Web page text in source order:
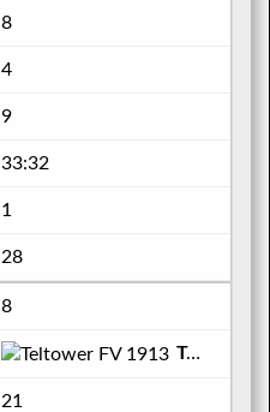
8
4
9
33:32
1
28
8
Teltower FV 1913
21